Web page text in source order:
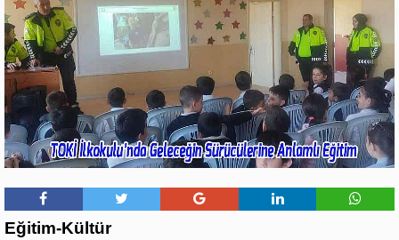
Eğitim-Kültür